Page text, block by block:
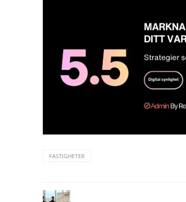
FASTIGHETER